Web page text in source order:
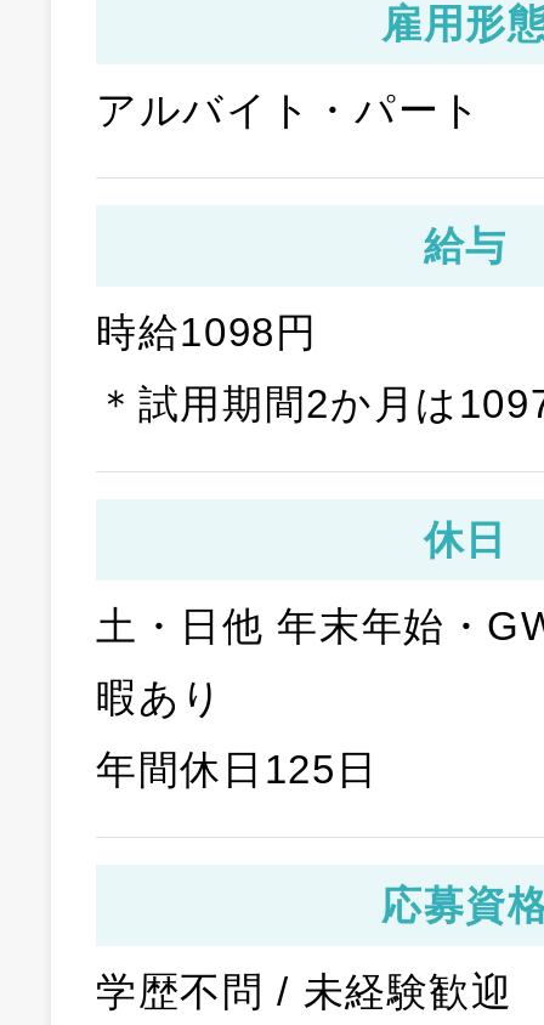
雇用形
アルバイト・パート
給与
時給1098円
＊試用期間2か月は
休日
土・日他 年末年始・
暇あり
年間休日125日
応募資
学歴不問 / 未経験歓迎